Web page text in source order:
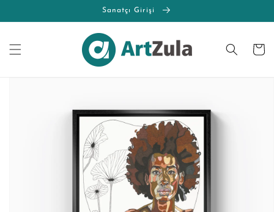
Sanatçı Girişi
Sepet